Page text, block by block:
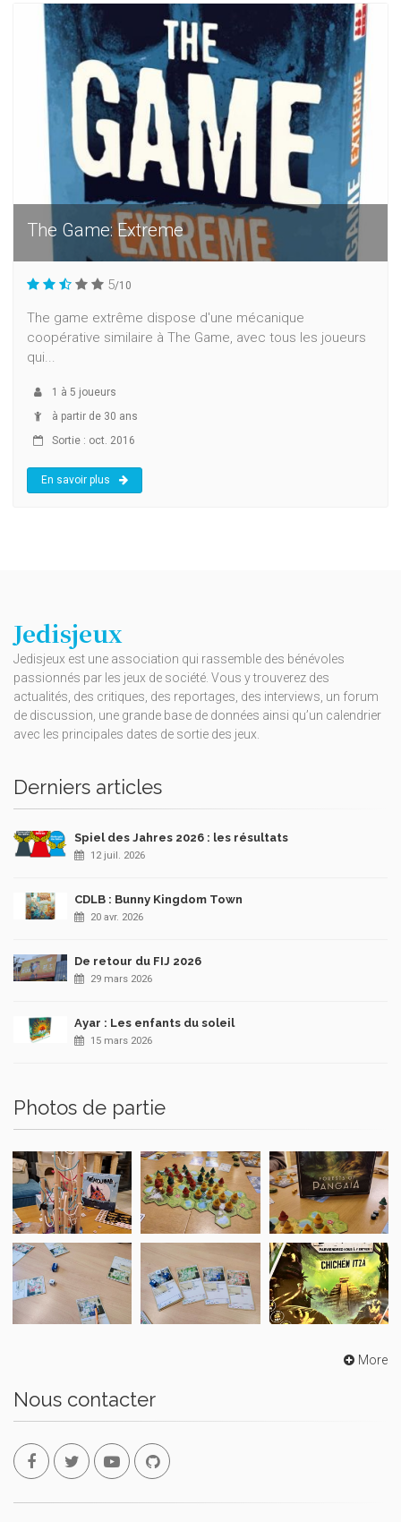
The Game: Extreme
5/10
The game extrême dispose d'une mécanique
coopérative similaire à The Game, avec tous les joueurs
qui...
1 à 5 joueurs
à partir de 30 ans
Sortie : oct. 2016
En savoir plus
Jedisjeux
Jedisjeux est une association qui rassemble des bénévoles
passionnés par les jeux de société. Vous y trouverez des
actualités, des critiques, des reportages, des interviews, un forum
de discussion, une grande base de données ainsi qu’un calendrier
avec les principales dates de sortie des jeux.
Derniers articles
Spiel des Jahres 2026 : les résultats
12 juil. 2026
CDLB : Bunny Kingdom Town
20 avr. 2026
De retour du FIJ 2026
29 mars 2026
Ayar : Les enfants du soleil
15 mars 2026
Photos de partie
More
Nous contacter